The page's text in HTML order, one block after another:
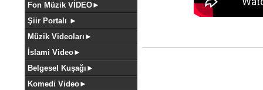
Fon Müzik VİDEO►
Şiir Portalı ►
Müzik Videoları►
İslami Video►
Belgesel Kuşağı►
Komedi Video►